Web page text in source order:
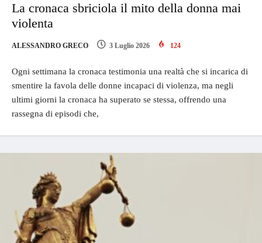
La cronaca sbriciola il mito della donna mai
violenta
ALESSANDRO GRECO 3 Luglio 2026 124
Ogni settimana la cronaca testimonia una realtà che si incarica di
smentire la favola delle donne incapaci di violenza, ma negli
ultimi giorni la cronaca ha superato se stessa, offrendo una
rassegna di episodi che,